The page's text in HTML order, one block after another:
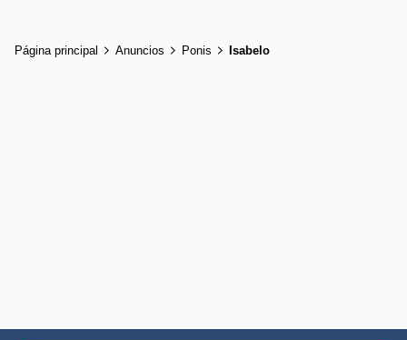
Página principal Anuncios Ponis Isabelo